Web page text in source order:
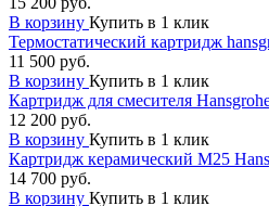
В корзину Купить в 1 клик
Термостатический картридж
11 500 руб.
В корзину Купить в 1 клик
Картридж для смесителя
12 200 руб.
В корзину Купить в 1 клик
Картридж керамический М25
14 700 руб.
В корзину Купить в 1 клик